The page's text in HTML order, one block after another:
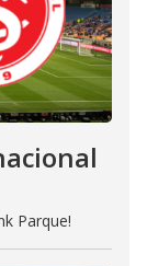
Parque!